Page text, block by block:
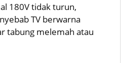
180V tidak turun,
TV berwarna
tabung melemah atau